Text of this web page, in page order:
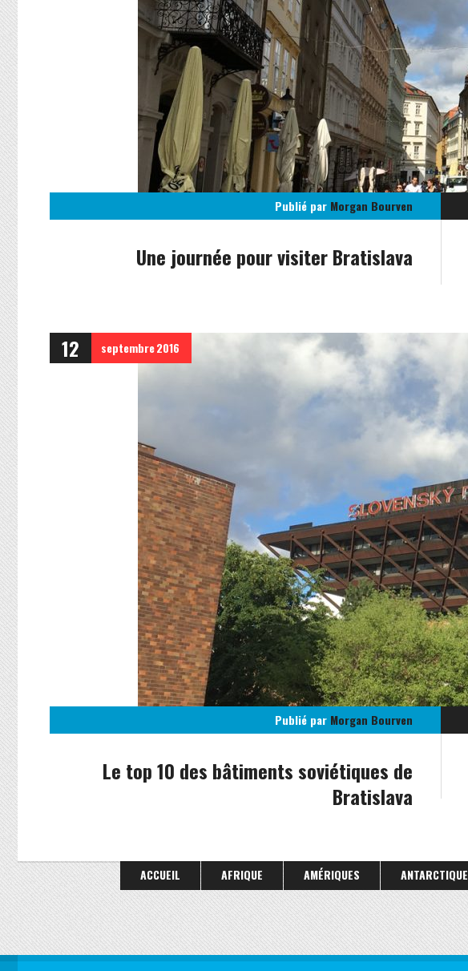
Publié par Morgan Bourven
Une journée pour visiter Bratislava
12 septembre2016
Publié par Morgan Bourven
Le top 10 des bâtiments soviétiques de
Bratislava
ACCUEIL AFRIQUE AMÉRIQUES ANTARCTIQUE